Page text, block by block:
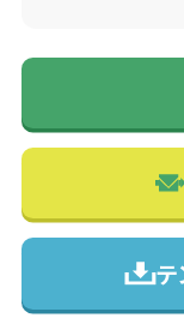
テ